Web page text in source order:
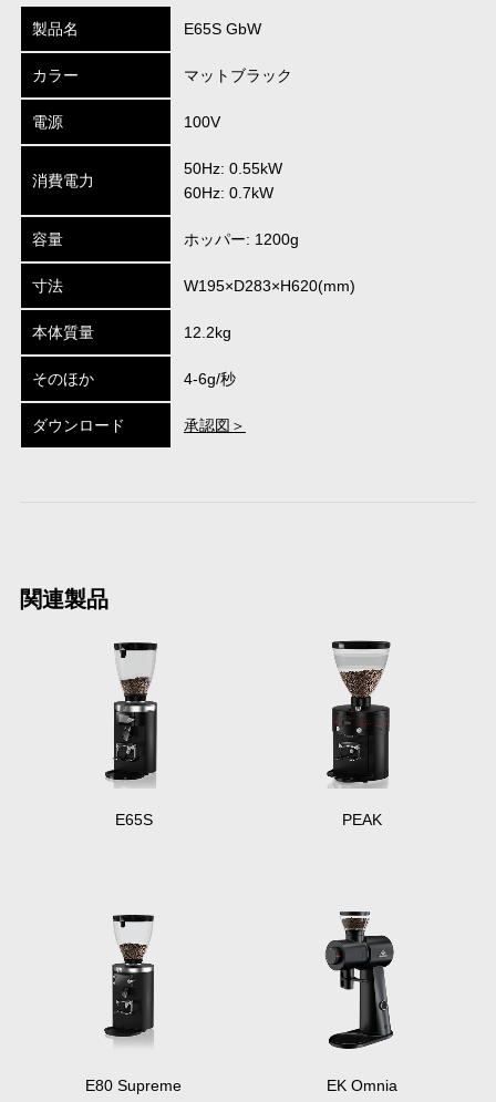
製品名 E65S GbW
カラー マットブラック
電源 100V
消費電力
50Hz: 0.55kW
60Hz: 0.7kW
容量 ホッパー: 1200g
寸法 W195×D283×H620(mm)
本体質量 12.2kg
そのほか 4-6g/秒
ダウンロード 承認図＞
関連製品
E65S PEAK
E80 Supreme EK Omnia